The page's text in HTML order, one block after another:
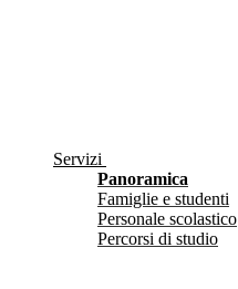
Servizi
Panoramica
Famiglie e studenti
Personale scolastico
Percorsi di studio